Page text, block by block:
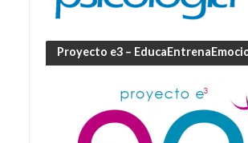
Proyecto e3 –